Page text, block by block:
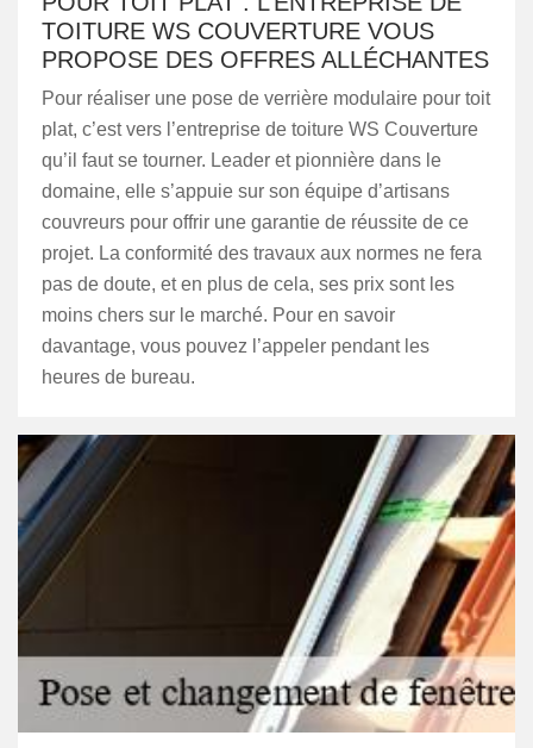
TOITURE WS COUVERTURE VOUS
PROPOSE DES OFFRES ALLÉCHANTES
Pour réaliser une pose de verrière modulaire pour toit
plat, c’est vers l’entreprise de toiture WS Couverture
qu’il faut se tourner. Leader et pionnière dans le
domaine, elle s’appuie sur son équipe d’artisans
couvreurs pour offrir une garantie de réussite de ce
projet. La conformité des travaux aux normes ne fera
pas de doute, et en plus de cela, ses prix sont les
moins chers sur le marché. Pour en savoir
davantage, vous pouvez l’appeler pendant les
heures de bureau.